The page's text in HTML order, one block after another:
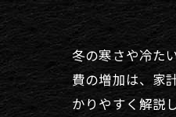
冬の寒さや冷た
費の増加は、家
かりやすく解説